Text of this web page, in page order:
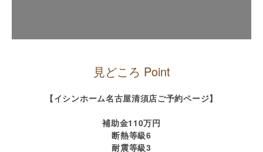
見どころ Point
【イシンホーム名古屋清須店ご予約ページ】
補助金110万円
断熱等級6
耐震等級3